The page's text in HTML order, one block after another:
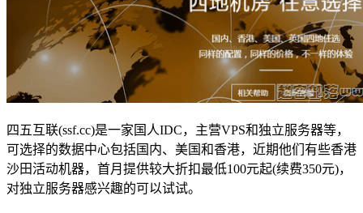
四五互联(ssf.cc)是一家国人IDC，主营VPS和独立服务器等，
可选择的数据中心包括国内、美国和香港，近期他们有些香港
沙田活动机器，首月提供较大折扣最低100元起(续费350元)，
对独立服务器感兴趣的可以试试。